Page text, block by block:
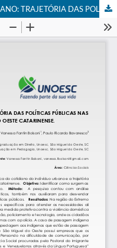
O COTIDIANO DO INDIVÍDUO URBANO: TRAJETÓRIA DAS POLÍTICAS PÚBLICAS NAS PEQUENAS CIDADES DO EXTREMO OESTE CATARINENSE.